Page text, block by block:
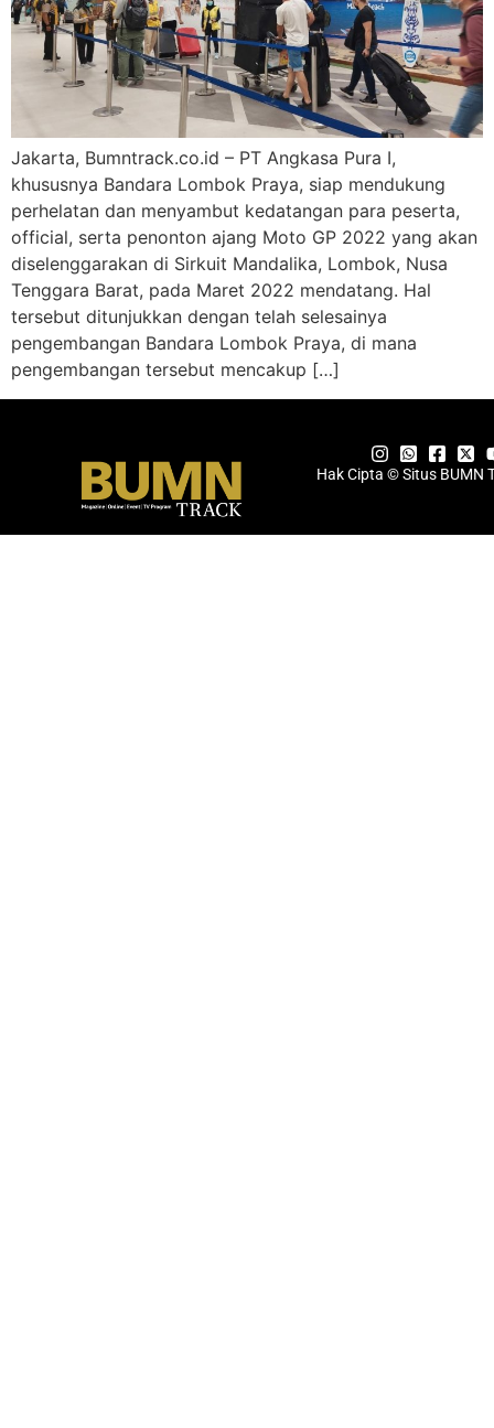
Jakarta, Bumntrack.co.id – PT Angkasa Pura I,
khususnya Bandara Lombok Praya, siap mendukung
perhelatan dan menyambut kedatangan para peserta,
official, serta penonton ajang Moto GP 2022 yang akan
diselenggarakan di Sirkuit Mandalika, Lombok, Nusa
Tenggara Barat, pada Maret 2022 mendatang. Hal
tersebut ditunjukkan dengan telah selesainya
pengembangan Bandara Lombok Praya, di mana
pengembangan tersebut mencakup […]
Hak Cipta © Situs BUMN